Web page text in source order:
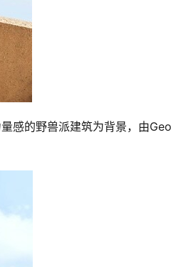
感的野兽派建筑为背景，由